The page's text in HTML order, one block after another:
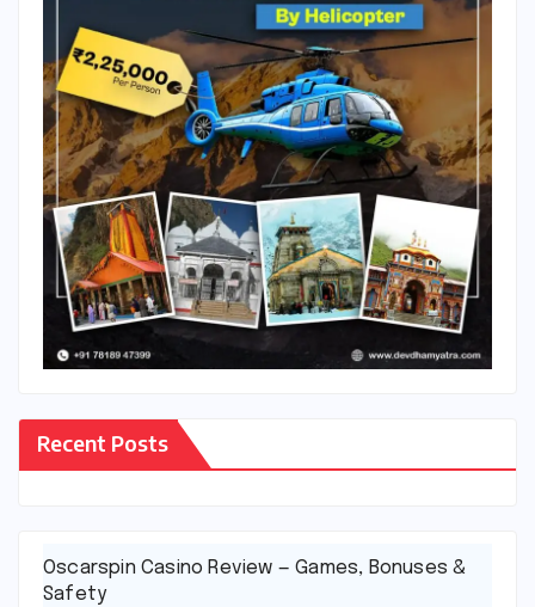
Recent Posts
Oscarspin Casino Review — Games, Bonuses &
Safety